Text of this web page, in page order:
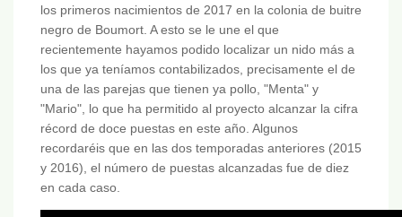
los primeros nacimientos de 2017 en la colonia de buitre
negro de Boumort. A esto se le une el que
recientemente hayamos podido localizar un nido más a
los que ya teníamos contabilizados, precisamente el de
una de las parejas que tienen ya pollo, "Menta" y
"Mario", lo que ha permitido al proyecto alcanzar la cifra
récord de doce puestas en este año. Algunos
recordaréis que en las dos temporadas anteriores (2015
y 2016), el número de puestas alcanzadas fue de diez
en cada caso.